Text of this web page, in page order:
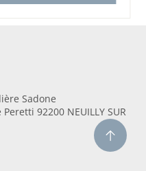
Sadone
92200 NEUILLY SUR